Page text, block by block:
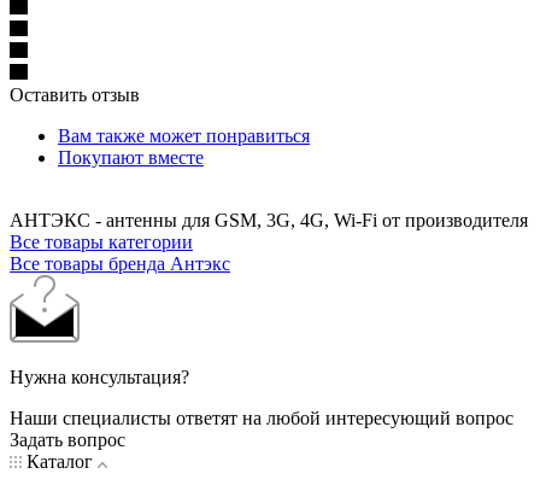
Оставить отзыв
Вам также может понравиться
Покупают вместе
АНТЭКС - антенны для GSM, 3G, 4G, Wi-Fi от производителя
Все товары категории
Все товары бренда Антэкс
Нужна консультация?
Наши специалисты ответят на любой интересующий вопрос
Задать вопрос
Каталог